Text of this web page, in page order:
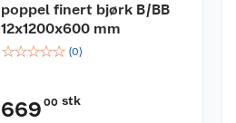
poppel finert bjørk B/BB
12x1200x600 mm
☆☆☆☆☆ (0)
669 00 stk